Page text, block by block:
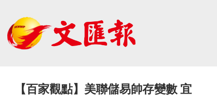
【百家觀點】美聯儲易帥存變數 宜